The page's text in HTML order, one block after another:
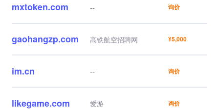
mxtoken.com -- 询价
gaohangzp.com 高铁航空招聘网 ¥5,000
im.cn -- 询价
likegame.com 爱游 询价